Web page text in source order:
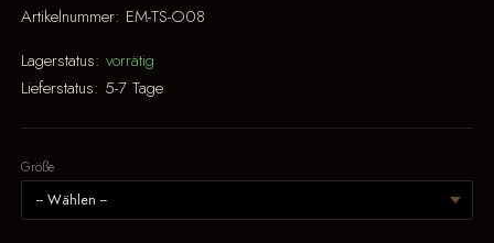
Artikelnummer: EM-TS-O08
Lagerstatus: vorrätig
Lieferstatus: 5-7 Tage
Größe